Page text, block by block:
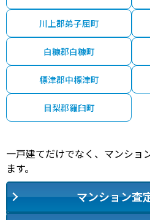
川上郡弟子屈町
白糠郡白糠町
標津郡中標津町
目梨郡羅臼町
一戸建てだけでなく、マンショ
ます。
マンション査